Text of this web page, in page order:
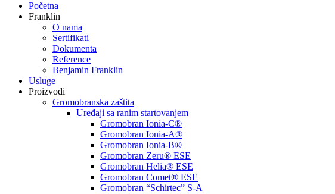
Početna
Franklin
O nama
Sertifikati
Dokumenta
Reference
Benjamin Franklin
Usluge
Proizvodi
Gromobranska zaštita
Uređaji sa ranim startovanjem
Gromobran Ionia-C®
Gromobran Ionia-A®
Gromobran Ionia-B®
Gromobran Zeru® ESE
Gromobran Helia® ESE
Gromobran Comet® ESE
Gromobran “Schirtec” S-A